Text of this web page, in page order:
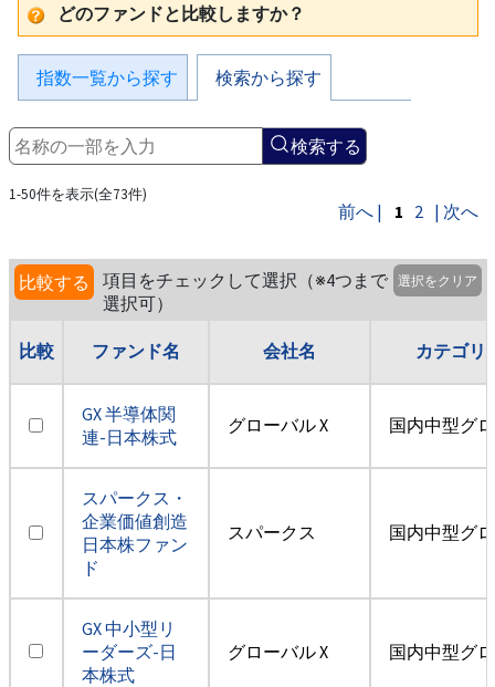
どのファンドと比較しますか？
指数一覧から探す 検索から探す
検索する
1-50件を表示(全73件)
前へ | 1 2 | 次へ
比較する
項目をチェックして選択（※4つまで
選択可）
選択をクリア
比較 ファンド名 会社名 カテゴリ
GX 半導体関
連-日本株式
グローバル X 国内中型グ
スパークス・
企業価値創造
日本株ファン
ド
スパークス 国内中型グ
GX 中小型リ
ーダーズ-日
本株式
グローバル X 国内中型グ